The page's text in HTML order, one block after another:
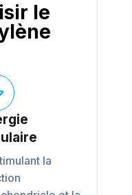
le
la